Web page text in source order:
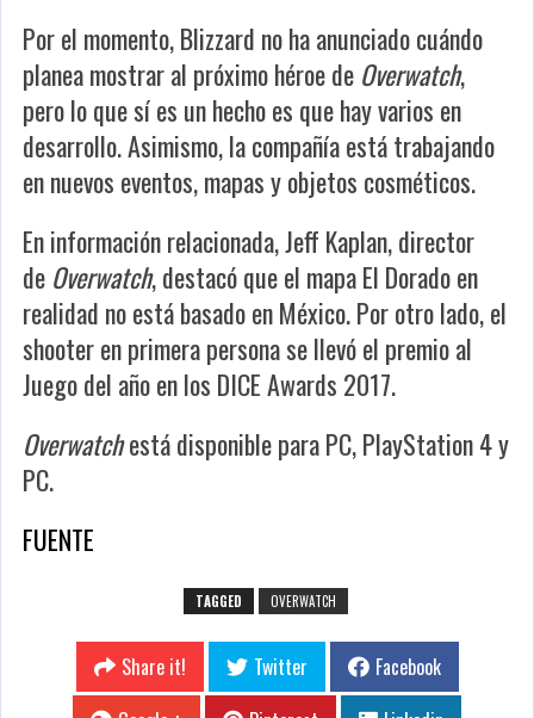
Por el momento, Blizzard no ha anunciado cuándo
planea mostrar al próximo héroe de Overwatch,
pero lo que sí es un hecho es que hay varios en
desarrollo. Asimismo, la compañía está trabajando
en nuevos eventos, mapas y objetos cosméticos.
En información relacionada, Jeff Kaplan, director
de Overwatch, destacó que el mapa El Dorado en
realidad no está basado en México. Por otro lado, el
shooter en primera persona se llevó el premio al
Juego del año en los DICE Awards 2017.
Overwatchestá disponible para PC, PlayStation 4 y
PC.
FUENTE
TAGGED OVERWATCH
Share it! Twitter
Facebook